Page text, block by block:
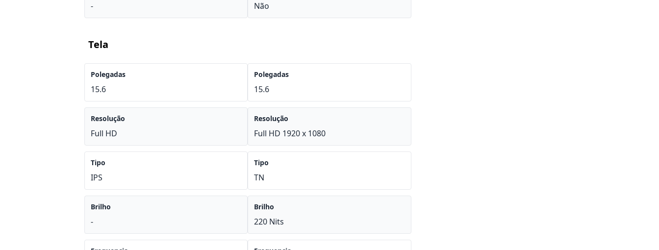
- Não
Tela
Polegadas
15.6
Resolução
Full HD
Tipo
IPS
Brilho
-
Polegadas
15.6
Resolução
Full HD 1920 x 1080
Tipo
TN
Brilho
220 Nits